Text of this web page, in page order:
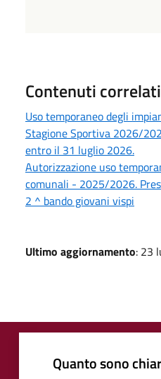
Contenuti correlati
Uso temporaneo degli
Stagione Sportiva 2026/
entro il 31 luglio 2026.
Autorizzazione uso
comunali - 2025/2026.
2 ^ bando giovani vispi
Ultimo aggiornamento: 23
Quanto sono